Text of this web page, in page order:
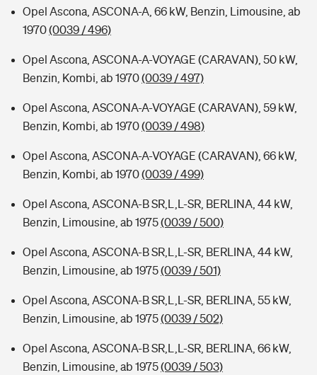
Opel Ascona, ASCONA-A, 66 kW, Benzin, Limousine, ab
1970(0039 / 496)
Opel Ascona, ASCONA-A-VOYAGE (CARAVAN), 50 kW,
Benzin, Kombi, ab 1970(0039 / 497)
Opel Ascona, ASCONA-A-VOYAGE (CARAVAN), 59 kW,
Benzin, Kombi, ab 1970(0039 / 498)
Opel Ascona, ASCONA-A-VOYAGE (CARAVAN), 66 kW,
Benzin, Kombi, ab 1970(0039 / 499)
Opel Ascona, ASCONA-B SR,L,L-SR, BERLINA, 44 kW,
Benzin, Limousine, ab 1975(0039 / 500)
Opel Ascona, ASCONA-B SR,L,L-SR, BERLINA, 44 kW,
Benzin, Limousine, ab 1975(0039 / 501)
Opel Ascona, ASCONA-B SR,L,L-SR, BERLINA, 55 kW,
Benzin, Limousine, ab 1975(0039 / 502)
Opel Ascona, ASCONA-B SR,L,L-SR, BERLINA, 66 kW,
Benzin, Limousine, ab 1975(0039 / 503)